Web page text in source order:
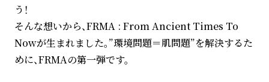
う！
そんな想いから、FRMA : From Ancient Times To
Nowが生まれました。”環境問題＝肌問題”を解決するた
めに、FRMAの第一弾です。